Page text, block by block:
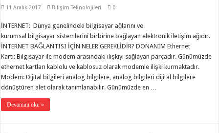
11 Aralık 2017 Bilişim Teknolojileri 0
İNTERNET: Dünya genelindeki bilgisayar ağlarını ve
kurumsal bilgisayar sistemlerini birbirine bağlayan elektronik iletişim ağıdır.
İNTERNET BAĞLANTISI İÇİN NELER GEREKLİDİR? DONANIM Ethernet
Kartı: Bilgisayar ile modem arasındaki ilişkiyi sağlayan parçadır. Günümüzde
ethernet kartları kablolu ve kablosuz olarak modemle ilişki kurmaktadır.
Modem: Dijital bilgileri analog bilgilere, analog bilgileri dijital bilgilere
dönüştüren alet olarak tanımlanabilir. Günümüzde en …
Devamını oku »